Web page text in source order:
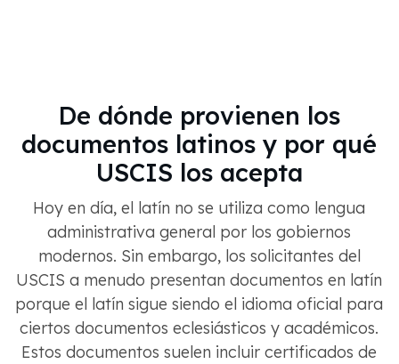
De dónde provienen los
documentos latinos y por qué
USCIS los acepta
Hoy en día, el latín no se utiliza como lengua
administrativa general por los gobiernos
modernos. Sin embargo, los solicitantes del
USCIS a menudo presentan documentos en latín
porque el latín sigue siendo el idioma oficial para
ciertos documentos eclesiásticos y académicos.
Estos documentos suelen incluir certificados de